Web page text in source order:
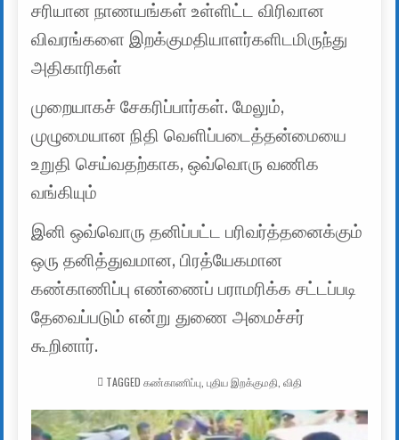
சரியான நாணயங்கள் உள்ளிட்ட விரிவான
விவரங்களை இறக்குமதியாளர்களிடமிருந்து
அதிகாரிகள்
முறையாகச் சேகரிப்பார்கள். மேலும்,
முழுமையான நிதி வெளிப்படைத்தன்மையை
உறுதி செய்வதற்காக, ஒவ்வொரு வணிக
வங்கியும்
இனி ஒவ்வொரு தனிப்பட்ட பரிவர்த்தனைக்கும்
ஒரு தனித்துவமான, பிரத்யேகமான
கண்காணிப்பு எண்ணைப் பராமரிக்க சட்டப்படி
தேவைப்படும் என்று துணை அமைச்சர்
கூறினார்.
TAGGED கண்காணிப்பு புதிய இறக்குமதி விதி